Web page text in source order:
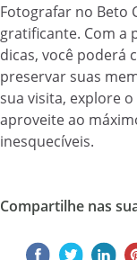
Fotografar no Beto
gratificante. Com a
dicas, você poderá
preservar suas
sua visita, explore
aproveite ao
inesquecíveis.
Compartilhe nas